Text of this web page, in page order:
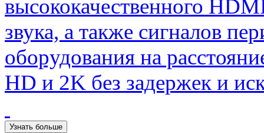
высококачественного
звука, а также сигналов
оборудования на
HD и 2K без задержек и
Узнать больше